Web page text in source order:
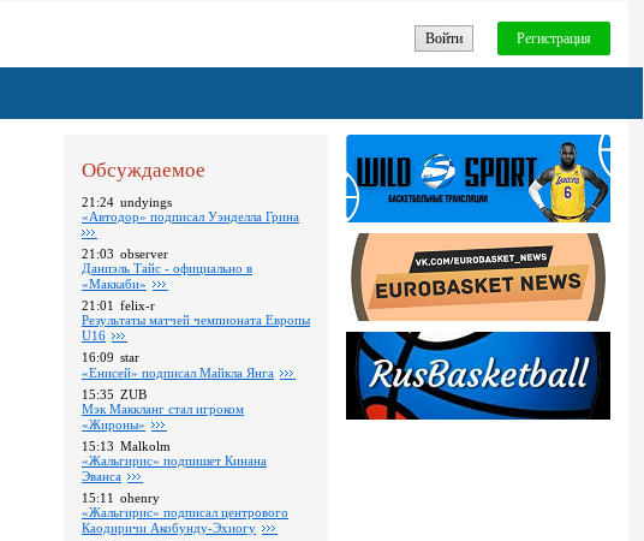
Войти Регистрация
Обсуждаемое
21:24 undyings
«Автодор» подписал Уэнделла Грина
21:03 observer
Даниэль Тайс - официально в
«Маккаби»
21:01 felix-r
Pезультаты матчей чемпионата Европы
U16
16:09 star
«Енисей» подписал Майкла Янга
15:35 ZUB
Мэк Маккланг стал игроком
«Жироны»
15:13 Malkolm
«Жальгирис» подпишет Кинана
Эванса
15:11 ohenry
«Жальгирис» подписал центрового
Каодиричи Акобунду-Эхиогу